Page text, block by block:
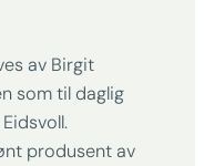
av Birgit
som til daglig
produsent av